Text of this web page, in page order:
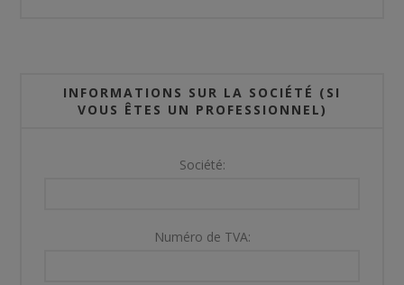
INFORMATIONS SUR LA SOCIÉTÉ (SI
VOUS ÊTES UN PROFESSIONNEL)
Société:
Numéro de TVA: